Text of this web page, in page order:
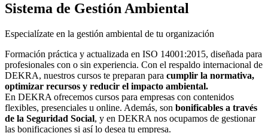
Sistema de Gestión Ambiental
Especialízate en la gestión ambiental de tu organización
Formación práctica y actualizada en ISO 14001:2015, diseñada para
profesionales con o sin experiencia. Con el respaldo internacional de
DEKRA, nuestros cursos te preparan para cumplir la normativa,
optimizar recursos y reducir el impacto ambiental.
En DEKRA ofrecemos cursos para empresas con contenidos
flexibles, presenciales u online. Además, son bonificables a través
de la Seguridad Social, y en DEKRA nos ocupamos de gestionar
las bonificaciones si así lo desea tu empresa.